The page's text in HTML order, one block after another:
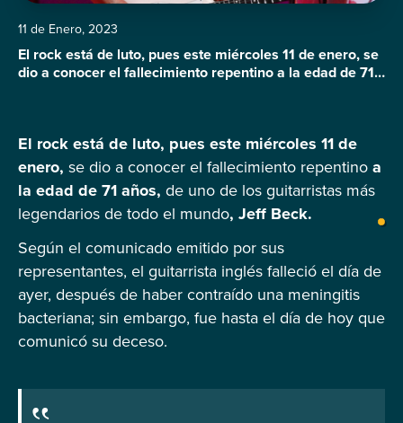
11 de Enero, 2023
El rock está de luto, pues este miércoles 11 de enero, se
dio a conocer el fallecimiento repentino a la edad de 71
ayer, después de haber […]
El rock está de luto, pues este miércoles 11 de
enero, se dio a conocer el fallecimiento repentinoa
la edad de 71 años, de uno de los guitarristas más
legendarios de todo el mundo, Jeff Beck.
Según el comunicado emitido por sus
representantes, el guitarrista inglés falleció el día de
ayer, después de haber contraído una meningitis
bacteriana; sin embargo, fue hasta el día de hoy que
comunicó su deceso.